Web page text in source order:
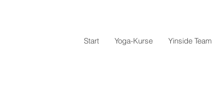
Start Yoga-Kurse Yinside Team